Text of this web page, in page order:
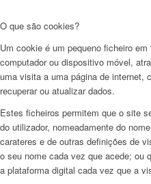
O que são cookies?
Um cookie é um pequeno ficheiro
computador ou dispositivo móvel,
uma visita a uma página de internet,
recuperar ou atualizar dados.
Estes ficheiros permitem que o site
do utilizador, nomeadamente do
carateres e de outras definições de
o seu nome cada vez que acede; ou
a plataforma digital cada vez que a